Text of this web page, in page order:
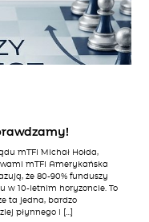
mTFI Michał Hołda,
mTFI Amerykańska
że 80-90% funduszy
w 10-letnim horyzoncie. To
ta jedna, bardzo
płynnego i […]